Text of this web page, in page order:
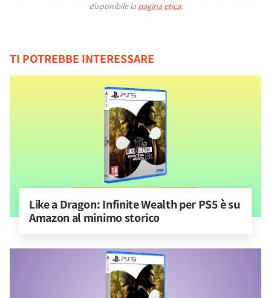
disponibile la pagina etica.
TI POTREBBE INTERESSARE
Like a Dragon: Infinite Wealth per PS5 è su
Amazon al minimo storico